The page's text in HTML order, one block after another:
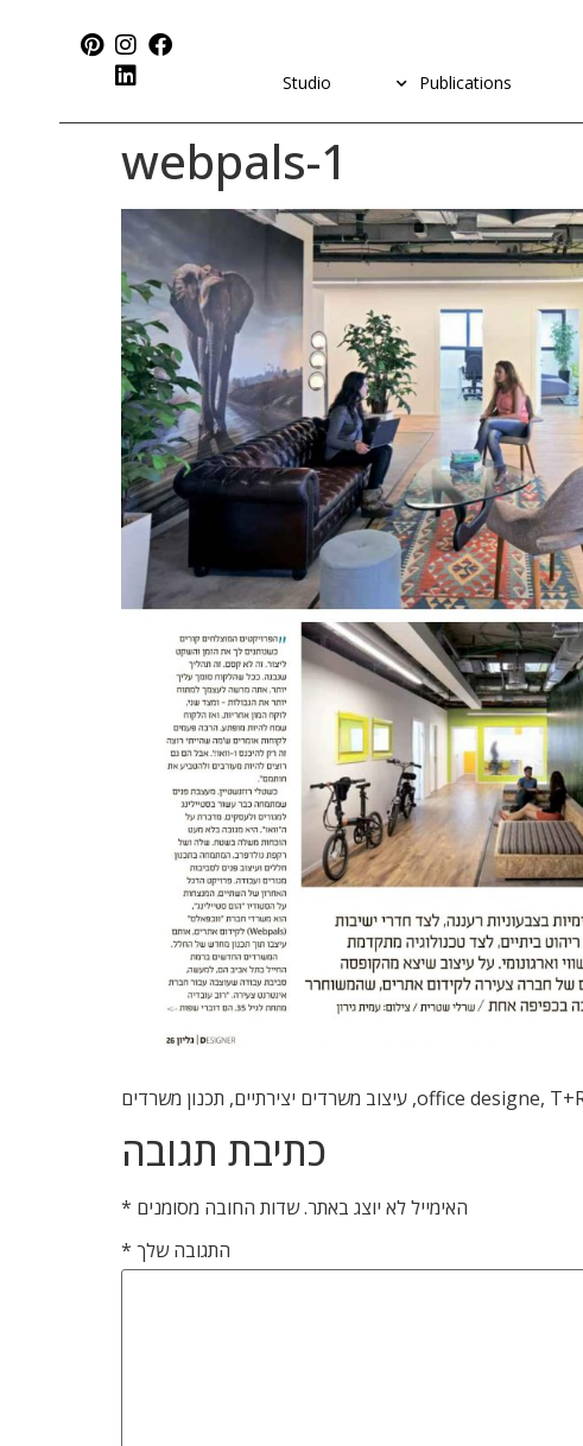
Publications
Studio
webpals-1
כתיבת תגובה
האימייל לא יוצג באתר.שדות החובה מסומנים *
התגובה שלך *